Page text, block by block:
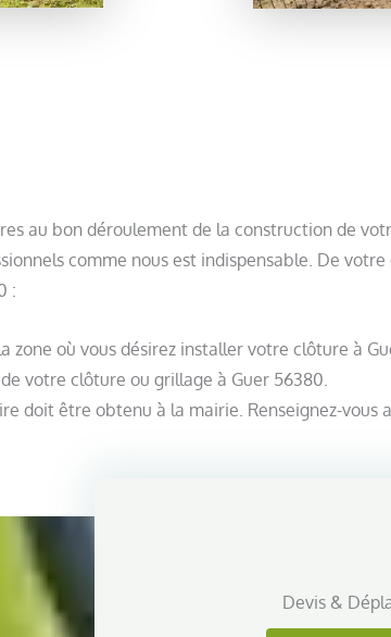
au bon déroulement de la construction de
comme nous est indispensable. De
:
zone où vous désirez installer votre clôture à
votre clôture ou grillage à Guer 56380.
doit être obtenu à la mairie. Renseignez-vous
Devis &